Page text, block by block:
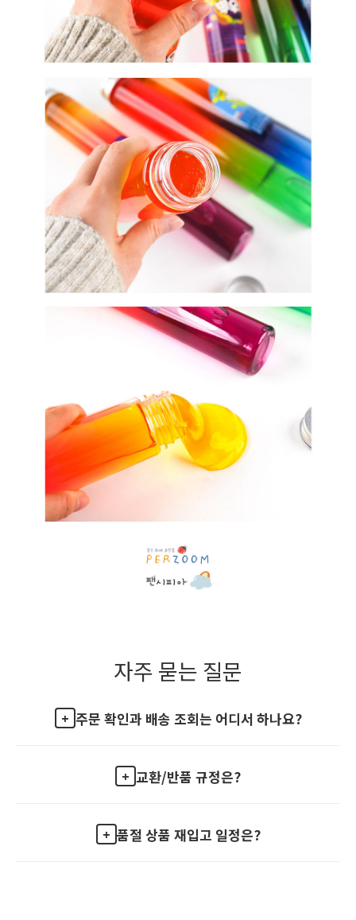
자주 묻는 질문
주문 확인과 배송 조회는 어디서 하나요?
교환/반품 규정은?
품절 상품 재입고 일정은?